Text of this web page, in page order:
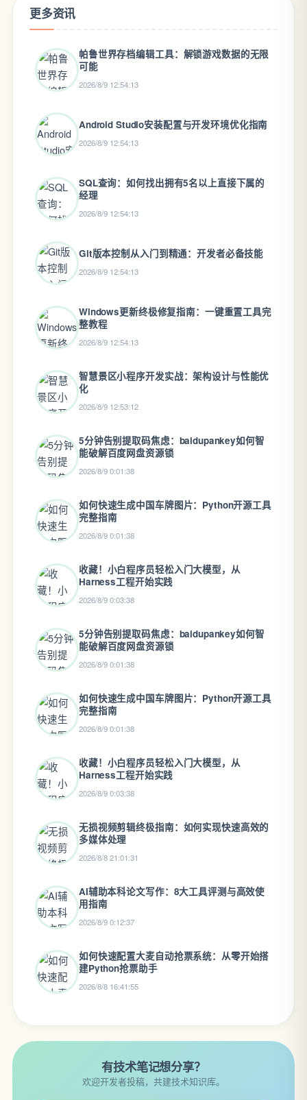
更多资讯
帕鲁世界存档编辑工具：解锁游戏数据的无限
可能
2026/8/9 12:54:13
Android Studio安装配置与开发环境优化指南
2026/8/9 12:54:13
SQL查询：如何找出拥有5名以上直接下属的
经理
2026/8/9 12:54:13
Git版本控制从入门到精通：开发者必备技能
2026/8/9 12:54:13
Windows更新终极修复指南：一键重置工具完
整教程
2026/8/9 12:54:13
智慧景区小程序开发实战：架构设计与性能优
化
2026/8/9 12:53:12
5分钟告别提取码焦虑：baidupankey如何智
能破解百度网盘资源锁
2026/8/9 0:01:38
如何快速生成中国车牌图片：Python开源工具
完整指南
2026/8/9 0:01:38
收藏！小白程序员轻松入门大模型，从
Harness工程开始实践
2026/8/9 0:03:38
5分钟告别提取码焦虑：baidupankey如何智
能破解百度网盘资源锁
2026/8/9 0:01:38
如何快速生成中国车牌图片：Python开源工具
完整指南
2026/8/9 0:01:38
收藏！小白程序员轻松入门大模型，从
Harness工程开始实践
2026/8/9 0:03:38
无损视频剪辑终极指南：如何实现快速高效的
多媒体处理
2026/8/8 21:01:31
AI辅助本科论文写作：8大工具评测与高效使
用指南
2026/8/9 0:12:37
如何快速配置大麦自动抢票系统：从零开始搭
建Python抢票助手
2026/8/8 16:41:55
有技术笔记想分享？
欢迎开发者投稿，共建技术知识库。